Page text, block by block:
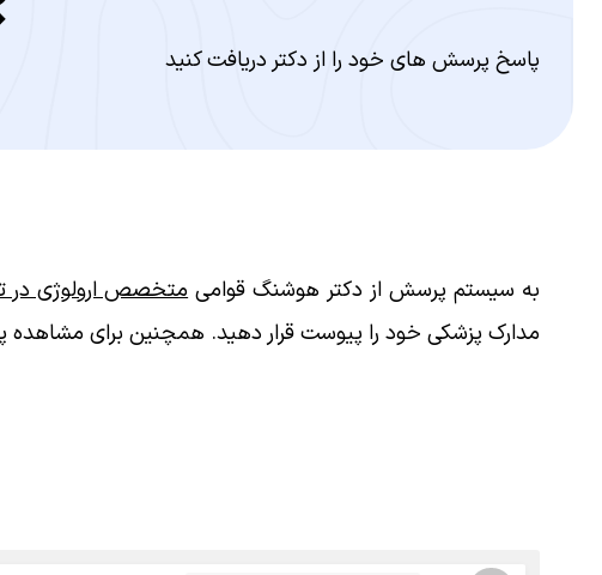
پاسخ پرسش های خود را از دکتر دریافت کنید
به سیستم پرسش از دکتر هوشنگ قوامیمتخصص ارولوژی در
مدارک پزشکی خود را پیوست قرار دهید. همچنین برای مشاهده